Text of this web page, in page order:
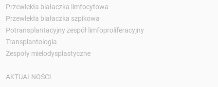
Przewlekła białaczka limfocytowa
Przewlekła białaczka szpikowa
Potransplantacyjny zespół limfoproliferacyjny
Transplantologia
Zespoły mielodysplastyczne
AKTUALNOŚCI